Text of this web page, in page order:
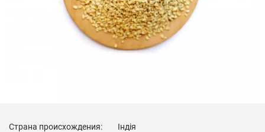
Страна происхождения: Індія